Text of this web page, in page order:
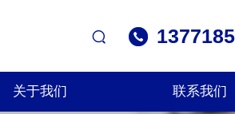
关于我们 联系我们